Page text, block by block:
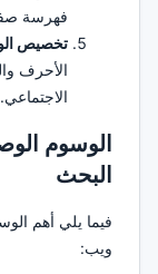
فهرسة
تخصيص
الأحرف
الاجتماعي.
الوسوم
البحث
فيما يلي أهم
ويب: